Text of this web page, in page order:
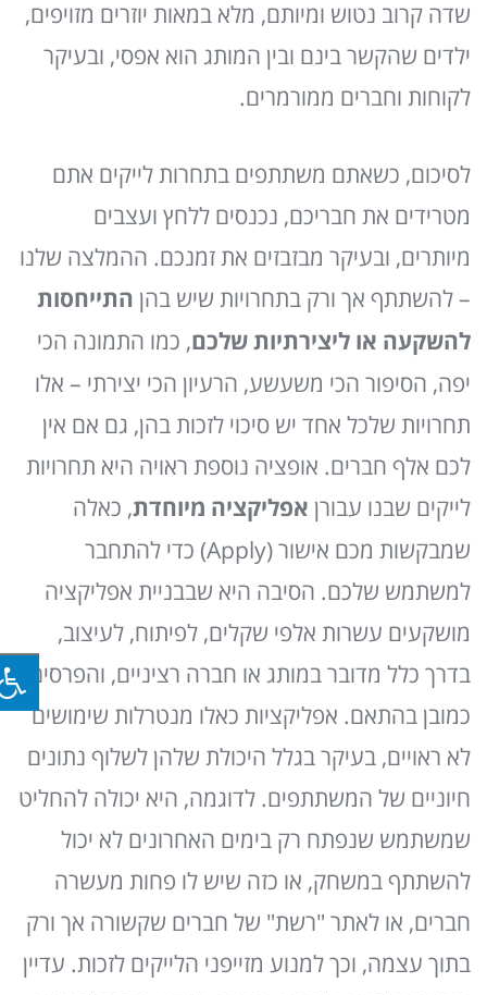
שדה קרוב נטוש ומיותם, מלא במאות יוזרים מזויפים,
ילדים שהקשר בינם ובין המותג הוא אפסי, ובעיקר
לקוחות וחברים ממורמרים.
לסיכום, כשאתם משתתפים בתחרות לייקים אתם
מטרידים את חבריכם, נכנסים ללחץ ועצבים
מיותרים, ובעיקר מבזבזים את זמנכם. ההמלצה שלנו
– להשתתף אך ורק בתחרויות שיש בהןהתייחסות
להשקעה או ליצירתיות שלכם, כמו התמונה הכי
יפה, הסיפור הכי משעשע, הרעיון הכי יצירתי – אלו
תחרויות שלכל אחד יש סיכוי לזכות בהן, גם אם אין
לכם אלף חברים. אופציה נוספת ראויה היא תחרויות
לייקים שבנו עבורןאפליקציה מיוחדת, כאלה
שמבקשות מכם אישור (Apply) כדי להתחבר
למשתמש שלכם. הסיבה היא שבבניית אפליקציה
מושקעים עשרות אלפי שקלים, לפיתוח, לעיצוב,
בדרך כלל מדובר במותג או חברה רציניים, והפרסים
כמובן בהתאם. אפליקציות כאלו מנטרלות שימושים
לא ראויים, בעיקר בגלל היכולת שלהן לשלוף נתונים
חיוניים של המשתתפים. לדוגמה, היא יכולה להחליט
שמשתמש שנפתח רק בימים האחרונים לא יכול
להשתתף במשחק, או כזה שיש לו פחות מעשרה
חברים, או לאתר "רשת" של חברים שקשורה אך ורק
בתוך עצמה, וכך למנוע מזייפני הלייקים לזכות. עדיין